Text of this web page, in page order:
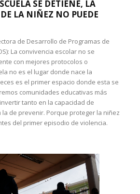
SE DETIENE, LA
LA NIÑEZ NO PUEDE
de Desarrollo de Programas de
La convivencia escolar no se
con mejores protocolos o
no es el lugar donde nace la
es el primer espacio donde esta se
comunidades educativas más
tanto en la capacidad de
de prevenir. Porque proteger la niñez
del primer episodio de violencia.